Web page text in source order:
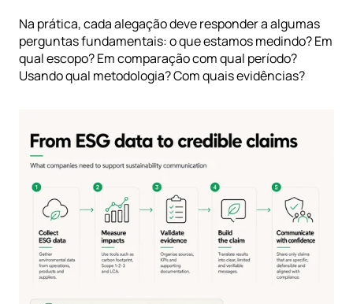
Na prática, cada alegação deve responder a algumas
perguntas fundamentais: o que estamos medindo? Em
qual escopo? Em comparação com qual período?
Usando qual metodologia? Com quais evidências?